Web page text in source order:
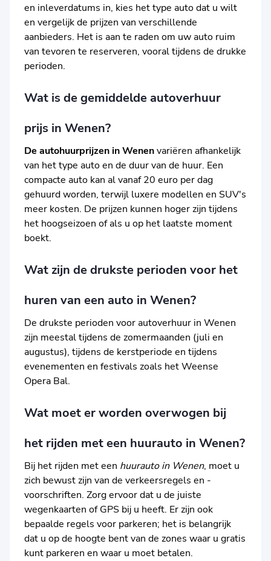
en inleverdatums in, kies het type auto dat u wilt
en vergelijk de prijzen van verschillende
aanbieders. Het is aan te raden om uw auto ruim
van tevoren te reserveren, vooral tijdens de drukke
perioden.
Wat is de gemiddelde autoverhuur
prijs in Wenen?
De autohuurprijzen in Wenenvariëren afhankelijk
van het type auto en de duur van de huur. Een
compacte auto kan al vanaf 20 euro per dag
gehuurd worden, terwijl luxere modellen en SUV's
meer kosten. De prijzen kunnen hoger zijn tijdens
het hoogseizoen of als u op het laatste moment
boekt.
Wat zijn de drukste perioden voor het
huren van een auto in Wenen?
De drukste perioden voor autoverhuur in Wenen
zijn meestal tijdens de zomermaanden (juli en
augustus), tijdens de kerstperiode en tijdens
evenementen en festivals zoals het Weense
Opera Bal.
Wat moet er worden overwogen bij
het rijden met een huurauto in Wenen?
Bij het rijden met een huurauto in Wenen, moet u
zich bewust zijn van de verkeersregels en -
voorschriften. Zorg ervoor dat u de juiste
wegenkaarten of GPS bij u heeft. Er zijn ook
bepaalde regels voor parkeren; het is belangrijk
dat u op de hoogte bent van de zones waar u gratis
kunt parkeren en waar u moet betalen.